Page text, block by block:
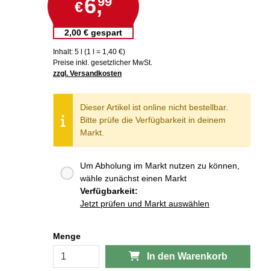
€6,
2,00 € gespart
Inhalt: 5 l (1 l = 1,40 €)
Preise inkl. gesetzlicher MwSt.
zzgl. Versandkosten
Dieser Artikel ist online nicht bestellbar.
Bitte prüfe die Verfügbarkeit in deinem
Markt.
Um Abholung im Markt nutzen zu können,
wähle zunächst einen Markt
Verfügbarkeit:
Jetzt prüfen und Markt auswählen
Menge
In den Warenkorb